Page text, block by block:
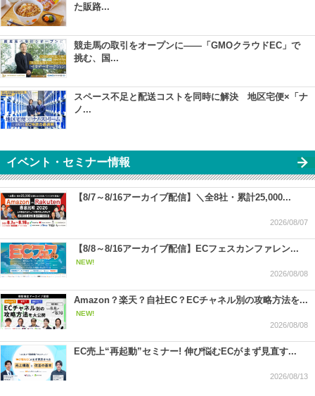
た販路...
競走馬の取引をオープンに――「GMOクラウドEC」で
挑む、国...
スペース不足と配送コストを同時に解決 地区宅便×「ナ
ノ...
イベント・セミナー情報
【8/7～8/16アーカイブ配信】＼全8社・累計25,000...
2026/08/07
【8/8～8/16アーカイブ配信】ECフェスカンファレン...
NEW!
2026/08/08
Amazon？楽天？自社EC？ECチャネル別の攻略方法を...
NEW!
2026/08/08
EC売上“再起動”セミナー! 伸び悩むECがまず見直す...
2026/08/13